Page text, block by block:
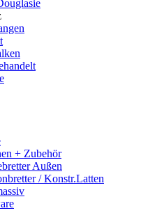
+ Zubehör
Außen
/ Konstr.Latten